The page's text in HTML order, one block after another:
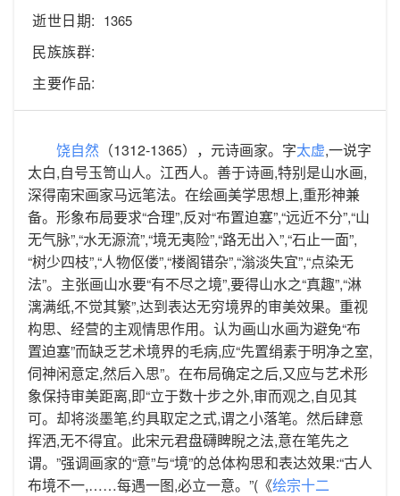
逝世日期: 1365
民族族群:
主要作品:
饶自然 （1312-1365），元诗画家。字太虚,一说字
太白,自号玉笥山人。江西人。善于诗画,特别是山水画,
深得南宋画家马远笔法。在绘画美学思想上,重形神兼
备。形象布局要求“合理”,反对“布置迫塞”,“远近不分”,“山
无气脉”,“水无源流”,“境无夷险”,“路无出入”,“石止一面”,
“树少四枝”,“人物伛偻”,“楼阁错杂”,“滃淡失宜”,“点染无
法”。主张画山水要“有不尽之境”,要得山水之“真趣”,“淋
漓满纸,不觉其繁”,达到表达无穷境界的审美效果。重视
构思、经营的主观情思作用。认为画山水画为避免“布
置迫塞”而缺乏艺术境界的毛病,应“先置绢素于明净之室,
伺神闲意定,然后入思”。在布局确定之后,又应与艺术形
象保持审美距离,即“立于数十步之外,审而观之,自见其
可。却将淡墨笔,约具取定之式,谓之小落笔。然后肆意
挥洒,无不得宜。此宋元君盘礴睥睨之法,意在笔先之
谓。”强调画家的“意”与“境”的总体构思和表达效果:“古人
布境不一,……每遇一图,必立一意。”(《绘宗十二